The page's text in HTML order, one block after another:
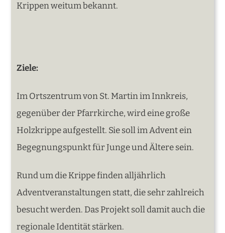
Krippen weitum bekannt.
Ziele:
Im Ortszentrum von St. Martin im Innkreis,
gegenüber der Pfarrkirche, wird eine große
Holzkrippe aufgestellt. Sie soll im Advent ein
Begegnungspunkt für Junge und Ältere sein.
Rund um die Krippe finden alljährlich
Adventveranstaltungen statt, die sehr zahlreich
besucht werden. Das Projekt soll damit auch die
regionale Identität stärken.